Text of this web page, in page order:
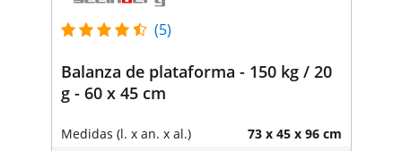
(5)
Balanza de plataforma - 150 kg / 20
g - 60 x 45 cm
Medidas (l. x an. x al.) 73 x 45 x 96 cm